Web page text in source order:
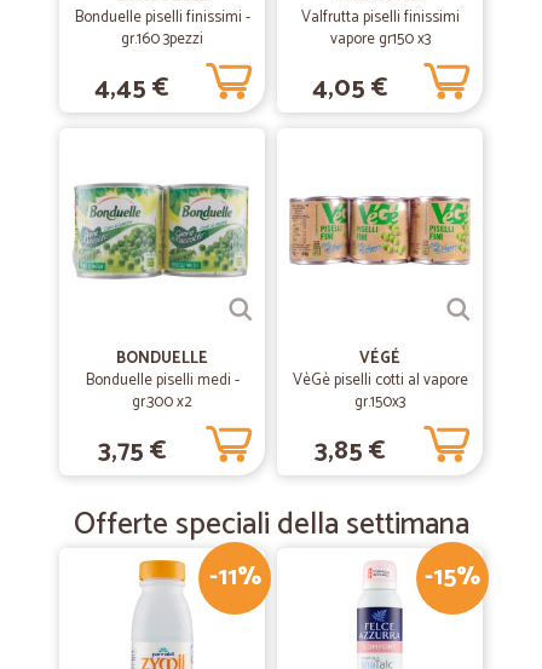
Bonduelle piselli finissimi -
gr.160 3pezzi
4,45 €
Valfrutta piselli finissimi
vapore gr150 x3
4,05 €
BONDUELLE
Bonduelle piselli medi -
gr.300 x2
3,75 €
VÉGÉ
VèGè piselli cotti al vapore
gr.150x3
3,85 €
Offerte speciali della settimana
-11% -15%